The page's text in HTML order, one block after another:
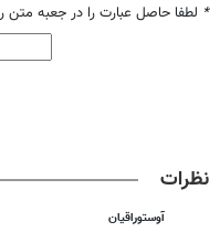
* لطفا حاصل عبارت را در جعبه متن
نظرات
آوستوراقیان